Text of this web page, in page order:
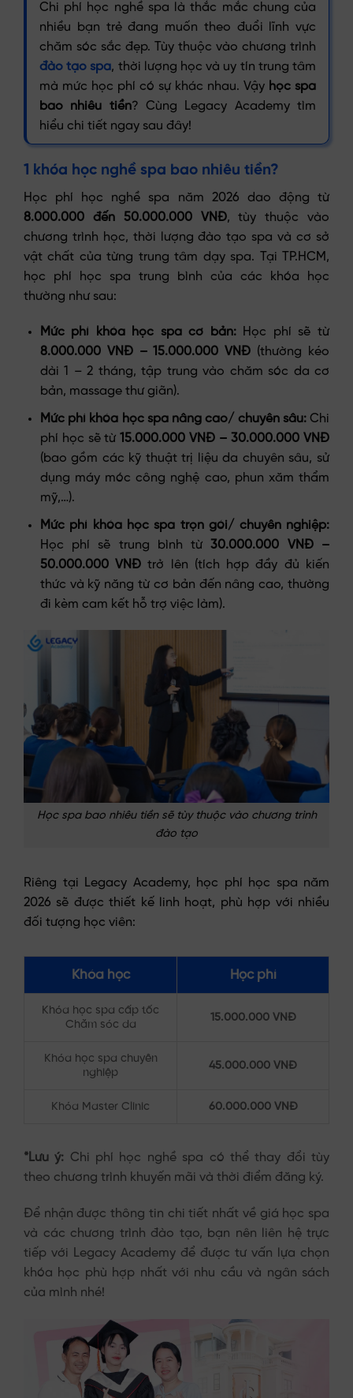
Chi phí học nghề spa là thắc mắc chung của
nhiều bạn trẻ đang muốn theo đuổi lĩnh vực
chăm sóc sắc đẹp. Tùy thuộc vào chương trình
đào tạo spa, thời lượng học và uy tín trung tâm
mà mức học phí có sự khác nhau. Vậy học spa
bao nhiêu tiền? Cùng Legacy Academy tìm
hiểu chi tiết ngay sau đây!
1 khóa học nghề spa bao nhiêu tiền?
Học phí học nghề spa năm 2026 dao động từ
8.000.000 đến 50.000.000 VNĐ, tùy thuộc vào
chương trình học, thời lượng đào tạo spa và cơ sở
vật chất của từng trung tâm dạy spa. Tại TP.HCM,
học phí học spa trung bình của các khóa học
thường như sau:
Mức phí khóa học spa cơ bản:Học phí sẽ từ
8.000.000 VNĐ – 15.000.000 VNĐ (thường kéo
dài 1 – 2 tháng, tập trung vào chăm sóc da cơ
bản, massage thư giãn).
Mức phí khóa học spa nâng cao/ chuyên sâu:Chi
phí học sẽ từ15.000.000 VNĐ – 30.000.000 VNĐ
(bao gồm các kỹ thuật trị liệu da chuyên sâu, sử
dụng máy móc công nghệ cao, phun xăm thẩm
mỹ,…).
Mức phí khóa học spa trọn gói/ chuyên nghiệp:
Học phí sẽ trung bình từ30.000.000 VNĐ –
50.000.000 VNĐ trở lên (tích hợp đầy đủ kiến
thức và kỹ năng từ cơ bản đến nâng cao, thường
đi kèm cam kết hỗ trợ việc làm).
Học spa bao nhiêu tiền sẽ tùy thuộc vào chương trình
đào tạo
Riêng tại Legacy Academy, học phí học spa năm
2026 sẽ được thiết kế linh hoạt, phù hợp với nhiều
đối tượng học viên:
Khóa học Học phí
Khóa học spa cấp tốc
Chăm sóc da
15.000.000 VNĐ
Khóa học spa chuyên
nghiệp
45.000.000 VNĐ
Khóa Master Clinic 60.000.000 VNĐ
*Lưu ý: Chi phí học nghề spa có thể thay đổi tùy
theo chương trình khuyến mãi và thời điểm đăng ký.
Để nhận được thông tin chi tiết nhất về giá học spa
và các chương trình đào tạo, bạn nên liên hệ trực
tiếp với Legacy Academy để được tư vấn lựa chọn
khóa học phù hợp nhất với nhu cầu và ngân sách
của mình nhé!